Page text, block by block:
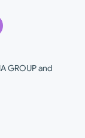
GROUP and